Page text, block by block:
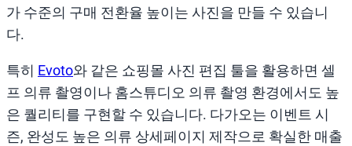
가 수준의 구매 전환율 높이는 사진을 만들 수 있습니
다.
특히 Evoto와 같은 쇼핑몰 사진 편집 툴을 활용하면 셀
프 의류 촬영이나 홈스튜디오 의류 촬영 환경에서도 높
은 퀄리티를 구현할 수 있습니다. 다가오는 이벤트 시
즌, 완성도 높은 의류 상세페이지 제작으로 확실한 매출